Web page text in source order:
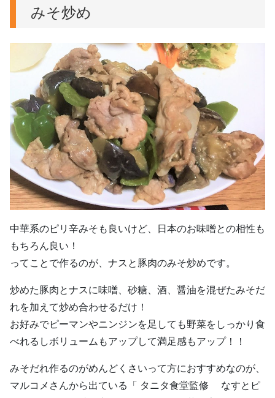
みそ炒め
中華系のピリ辛みそも良いけど、日本のお味噌との相性も
もちろん良い！
ってことで作るのが、ナスと豚肉のみそ炒めです。
炒めた豚肉とナスに味噌、砂糖、酒、醤油を混ぜたみそだ
れを加えて炒め合わせるだけ！
お好みでピーマンやニンジンを足しても野菜をしっかり食
べれるしボリュームもアップして満足感もアップ！！
みそだれ作るのがめんどくさいって方におすすめなのが、
マルコメさんから出ている「 タニタ食堂監修 なすとピ